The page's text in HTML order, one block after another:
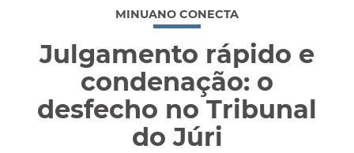
MINUANO CONECTA
Julgamento rápido e
condenação: o
desfecho no Tribunal
do Júri